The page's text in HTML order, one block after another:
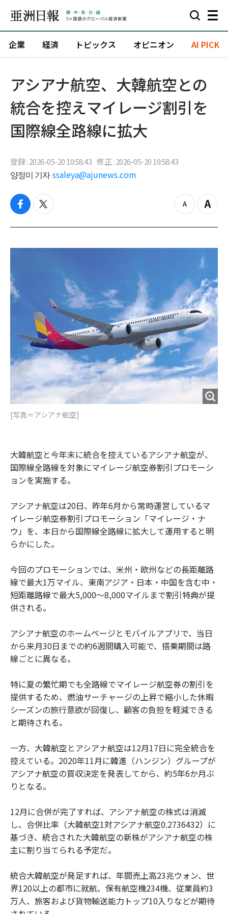
企業 経済 トピックス オピニオン AI PICK
アシアナ航空、大韓航空との
統合を控えマイレージ割引を
国際線全路線に拡大
登録 : 2026-05-20 10:58:43 修正 : 2026-05-20 10:58:43
양정미 기자 ssaleya@ajunews.com
f
c
b
t
i
t
z
o
o
Z
o
i
[写真＝アシアナ航空]
大韓航空と今年末に統合を控えているアシアナ航空が、
国際線全路線を対象にマイレージ航空券割引プロモーシ
ョンを実施する。
アシアナ航空は20日、昨年6月から常時運営しているマ
イレージ航空券割引プロモーション「マイレージ・ナ
ウ」を、本日から国際線全路線に拡大して運用すると明
らかにした。
今回のプロモーションでは、米州・欧州などの長距離路
線で最大1万マイル、東南アジア・日本・中国を含む中・
短距離路線で最大5,000〜8,000マイルまで割引特典が提
供される。
アシアナ航空のホームページとモバイルアプリで、当日
から来月30日までの約6週間購入可能で、搭乗期間は路
線ごとに異なる。
特に夏の繁忙期でも全路線でマイレージ航空券の割引を
提供するため、燃油サーチャージの上昇で縮小した休暇
シーズンの旅行意欲が回復し、顧客の負担を軽減できる
と期待される。
一方、大韓航空とアシアナ航空は12月17日に完全統合を
控えている。2020年11月に韓進（ハンジン）グループが
アシアナ航空の買収決定を発表してから、約5年6か月ぶ
りとなる。
12月に合併が完了すれば、アシアナ航空の株式は消滅
し、合併比率（大韓航空1対アシアナ航空0.2736432）に
基づき、統合された大韓航空の新株がアシアナ航空の株
主に割り当てられる予定だ。
統合大韓航空が発足すれば、年間売上高23兆ウォン、世
界120以上の都市に就航、保有航空機234機、従業員約3
万人、旅客および貨物輸送能力トップ10入りなどが期待